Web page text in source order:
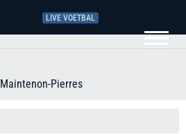
LIVE VOETBAL
Maintenon-Pierres